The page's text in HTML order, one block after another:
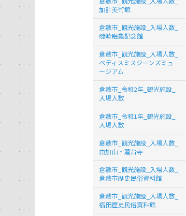
加計美術館
倉敷市_観光施設_入場人数_
磯崎眠亀記念館
倉敷市_観光施設_入場人数_
ベティスミスジーンズミュ
ージアム
倉敷市_令和2年_観光施設_
入場人数
倉敷市_令和1年_観光施設_
入場人数
倉敷市_観光施設_入場人数_
由加山・蓮台寺
倉敷市_観光施設_入場人数_
倉敷市歴史民俗資料館
倉敷市_観光施設_入場人数_
福田歴史民俗資料館